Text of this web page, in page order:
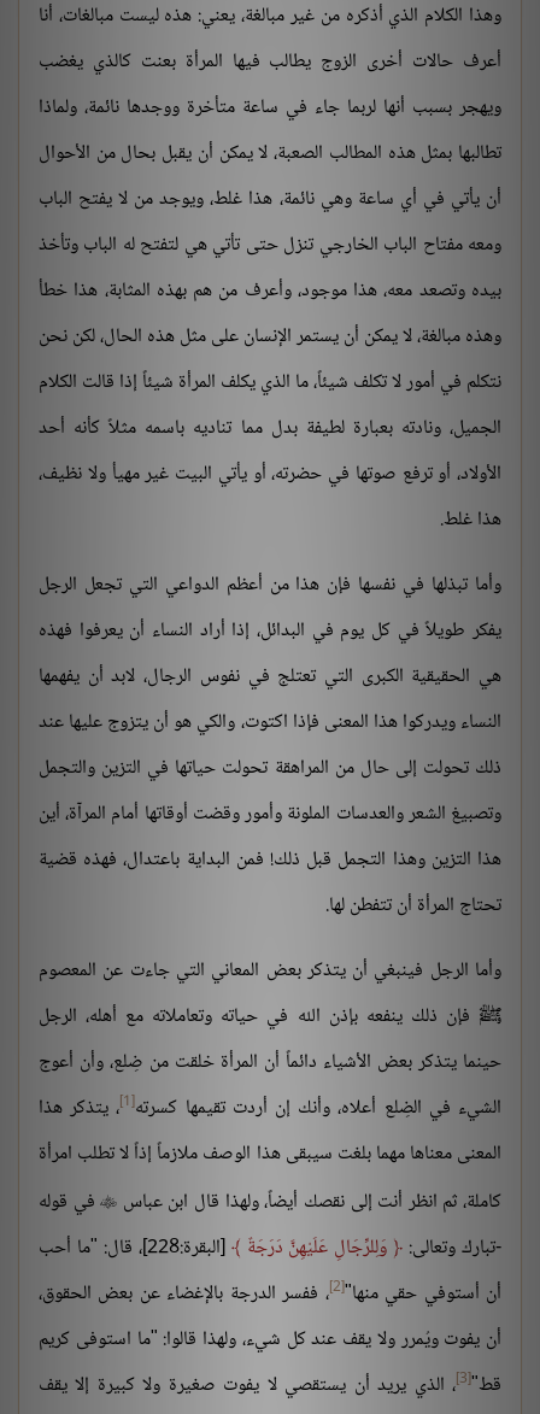
وهذا الكلام الذي أذكره من غير مبالغة، يعني: هذه ليست مبالغات، أنا
أعرف حالات أخرى الزوج يطالب فيها المرأة بعنت كالذي يغضب
ويهجر بسبب أنها لربما جاء في ساعة متأخرة ووجدها نائمة، ولماذا
تطالبها بمثل هذه المطالب الصعبة، لا يمكن أن يقبل بحال من الأحوال
أن يأتي في أي ساعة وهي نائمة، هذا غلط، ويوجد من لا يفتح الباب
ومعه مفتاح الباب الخارجي تنزل حتى تأتي هي لتفتح له الباب وتأخذ
بيده وتصعد معه، هذا موجود، وأعرف من هم بهذه المثابة، هذا خطأ
وهذه مبالغة، لا يمكن أن يستمر الإنسان على مثل هذه الحال، لكن نحن
نتكلم في أمور لا تكلف شيئاً، ما الذي يكلف المرأة شيئاً إذا قالت الكلام
الجميل، ونادته بعبارة لطيفة بدل مما تناديه باسمه مثلاً كأنه أحد
الأولاد، أو ترفع صوتها في حضرته، أو يأتي البيت غير مهيأ ولا نظيف،
هذا غلط.
وأما تبذلها في نفسها فإن هذا من أعظم الدواعي التي تجعل الرجل
يفكر طويلاً في كل يوم في البدائل، إذا أراد النساء أن يعرفوا فهذه
هي الحقيقية الكبرى التي تعتلج في نفوس الرجال، لابد أن يفهمها
النساء ويدركوا هذا المعنى فإذا اكتوت، والكي هو أن يتزوج عليها عند
ذلك تحولت إلى حال من المراهقة تحولت حياتها في التزين والتجمل
وتصبيغ الشعر والعدسات الملونة وأمور وقضت أوقاتها أمام المرآة، أين
هذا التزين وهذا التجمل قبل ذلك! فمن البداية باعتدال، فهذه قضية
تحتاج المرأة أن تتفطن لها.
وأما الرجل فينبغي أن يتذكر بعض المعاني التي جاءت عن المعصوم
ﷺ فإن ذلك ينفعه بإذن الله في حياته وتعاملاته مع أهله، الرجل
حينما يتذكر بعض الأشياء دائماً أن المرأة خلقت من ضِلع، وأن أعوج
الشيء في الضِلع أعلاه، وأنك إن أردت تقيمها كسرته[1] ، يتذكر هذا
المعنى معناها مهما بلغت سيبقى هذا الوصف ملازماً إذاً لا تطلب امرأة
كاملة، ثم انظر أنت إلى نقصك أيضاً، ولهذا قال ابن عباس في قوله
-تبارك وتعالى:
وَلِلرِّجَالِ عَلَيْهِنَّ دَرَجَةٌ
[البقرة:228]، قال: "ما أحب
أن أستوفي حقي منها"[2] ، ففسر الدرجة بالإغضاء عن بعض الحقوق،
أن يفوت ويُمرر ولا يقف عند كل شيء، ولهذا قالوا: "ما استوفى كريم
قط"[3] ، الذي يريد أن يستقصي لا يفوت صغيرة ولا كبيرة إلا يقف